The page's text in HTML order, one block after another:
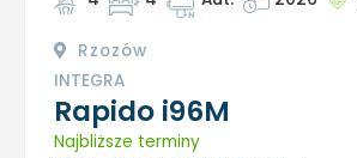
Rzozów
INTEGRA
Rapido i96M
Najbliższe terminy